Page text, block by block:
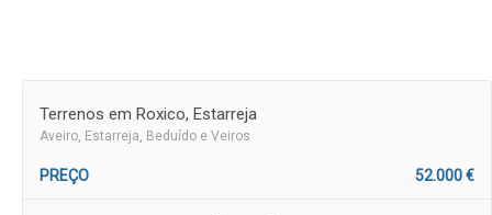
Terrenos em Roxico, Estarreja
Aveiro , Estarreja, Beduído e Veiros
PREÇO 52.000 €